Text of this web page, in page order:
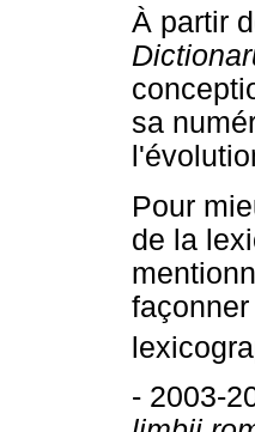
À partir
sa
Pour
de la
- 2003-